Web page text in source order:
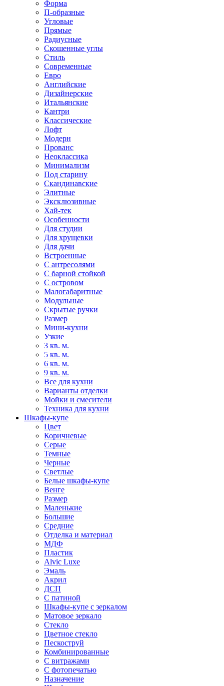
Форма
П-образные
Угловые
Прямые
Радиусные
Скошенные углы
Стиль
Современные
Евро
Английские
Дизайнерские
Итальянские
Кантри
Классические
Лофт
Модерн
Прованс
Неоклассика
Минимализм
Под старину
Скандинавские
Элитные
Эксклюзивные
Хай-тек
Особенности
Для студии
Для хрущевки
Для дачи
Встроенные
С антресолями
С барной стойкой
С островом
Малогабаритные
Модульные
Скрытые ручки
Размер
Мини-кухни
Узкие
3 кв. м.
5 кв. м.
6 кв. м.
9 кв. м.
Все для кухни
Варианты отделки
Мойки и смесители
Техника для кухни
Шкафы-купе
Цвет
Коричневые
Серые
Темные
Черные
Светлые
Белые шкафы-купе
Венге
Размер
Маленькие
Большие
Средние
Отделка и материал
МДФ
Пластик
Alvic Luxe
Эмаль
Акрил
ДСП
С патиной
Шкафы-купе с зеркалом
Матовое зеркало
Стекло
Цветное стекло
Пескоструй
Комбинированные
С витражами
С фотопечатью
Назначение